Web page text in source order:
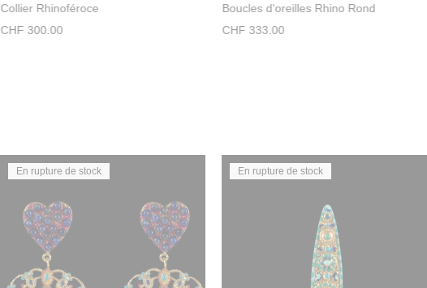
Collier Rhinoféroce
CHF 300.00
Boucles d'oreilles Rhino Rond
CHF 333.00
En rupture de stock En rupture de stock